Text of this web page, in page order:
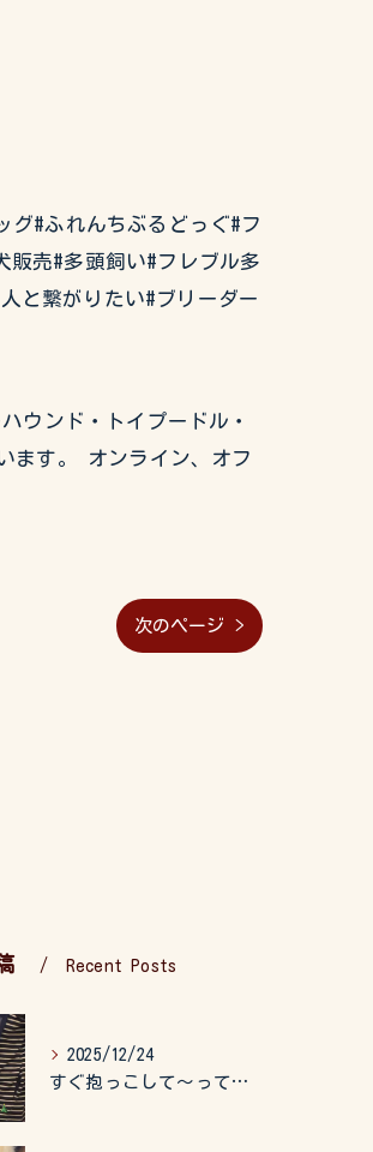
グ#ふれんちぶるどっぐ#フ
販売#多頭飼い#フレブル多
と繋がりたい#ブリーダー
ウンド・トイプードル・
ます。 オンライン、オフ
次のページ >
Recent Posts
2025/12/24
すぐ抱っこして〜って言うので、抱っこ紐に入れてゆらゆら☺️